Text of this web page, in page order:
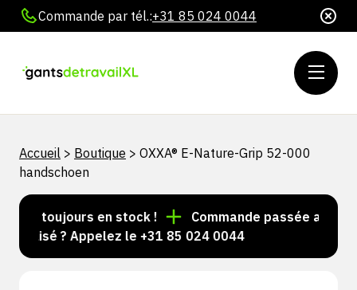
Commande par tél.:+31 85 024 0044
Accueil > Boutique > OXXA® E-Nature-Grip 52-000
handschoen
toujours en stock !
Commande passée avant 15
? Appelez le +31 85 024 0044